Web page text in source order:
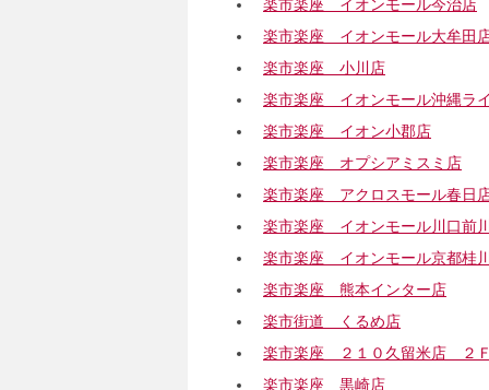
楽市楽座 イオンモール今治店
楽市楽座 イオンモール大牟田
楽市楽座 小川店
楽市楽座 イオンモール沖縄ラ
楽市楽座 イオン小郡店
楽市楽座 オプシアミスミ店
楽市楽座 アクロスモール春日
楽市楽座 イオンモール川口前
楽市楽座 イオンモール京都桂
楽市楽座 熊本インター店
楽市街道 くるめ店
楽市楽座 ２１０久留米店 ２Ｆ
楽市楽座 黒崎店